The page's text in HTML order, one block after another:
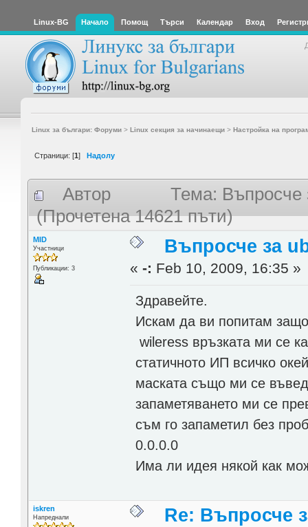
Linux-BG Начало Помощ Търси Календар Вход
Linux за българи: Форуми> Linux секция за начинаещи> Настройка на
Страници: [1] Надолу
Автор
Тема: Въпросче
(Прочетена 14621 пъти)
MID
Участници
Публикации: 3
Въпросче за
«-: Feb 10, 2009, 16:35 »
Здравейте.
Искам да ви попитам
wileress връзката ми се
статичното ИП всичко
маската също ми се
запаметяването ми се
съм го запаметил без
0.0.0.0
Има ли идея някой как
iskren
Напреднали Re: Въпросче